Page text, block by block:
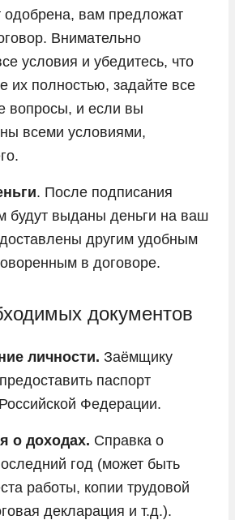
одобрена, вам предложат
Внимательно
условия и убедитесь, что
их полностью, задайте все
вопросы, и если вы
всеми условиями,
. После подписания
будут выданы деньги на ваш
другим удобным
в договоре.
документов
личности. Заёмщику
паспорт
Федерации.
о доходах. Справка о
год (может быть
работы, копии трудовой
декларация и т.д.).